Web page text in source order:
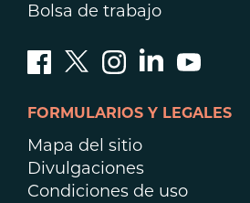
Bolsa de trabajo
FORMULARIOS Y LEGALES
Mapa del sitio
Divulgaciones
Condiciones de uso